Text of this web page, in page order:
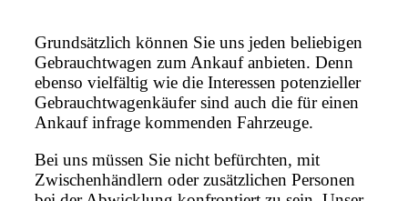
Grundsätzlich können Sie uns jeden beliebigen
Gebrauchtwagen zum Ankauf anbieten. Denn
ebenso vielfältig wie die Interessen potenzieller
Gebrauchtwagenkäufer sind auch die für einen
Ankauf infrage kommenden Fahrzeuge.
Bei uns müssen Sie nicht befürchten, mit
Zwischenhändlern oder zusätzlichen Personen